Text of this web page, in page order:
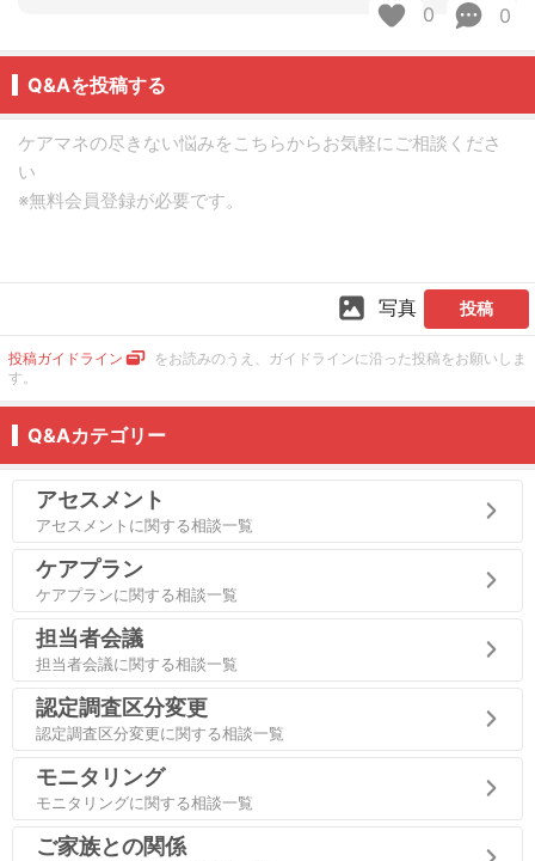
0 0
Q&Aを投稿する
写真 投稿
投稿ガイドライン
をお読みのうえ、ガイドラインに沿った投稿をお願いしま
す。
Q&Aカテゴリー
アセスメント
アセスメントに関する相談一覧
ケアプラン
ケアプランに関する相談一覧
担当者会議
担当者会議に関する相談一覧
認定調査区分変更
認定調査区分変更に関する相談一覧
モニタリング
モニタリングに関する相談一覧
ご家族との関係